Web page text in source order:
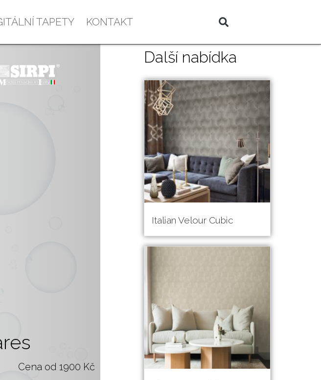
TAPETY KONTAKT
Cena od 1900 Kč
Další nabídka
Italian Velour Cubic